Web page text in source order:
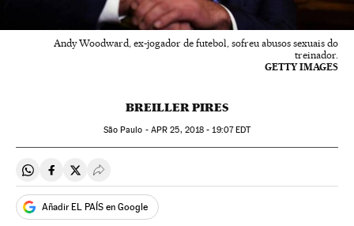
Andy Woodward, ex-jogador de futebol, sofreu abusos sexuais do
treinador.
GETTY IMAGES
BREILLER PIRES
São Paulo - APR 25, 2018 - 19:07EDT
Compartir en Whatsapp
Compartir en Facebook
Compartir en Twitter
Desplegar Redes Sociales
Añadir EL PAÍS en Google